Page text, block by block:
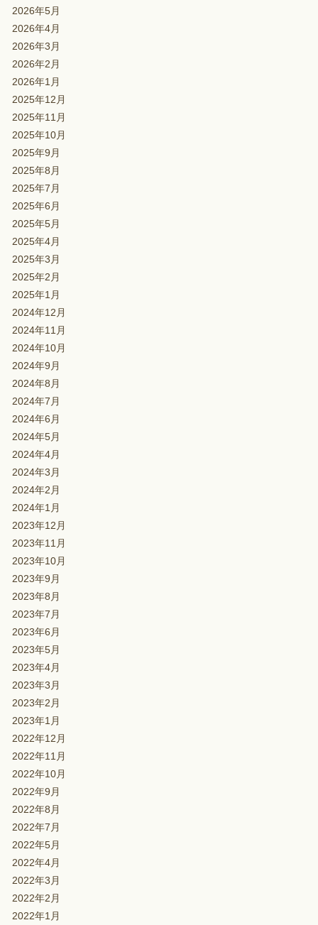
2026年5月
2026年4月
2026年3月
2026年2月
2026年1月
2025年12月
2025年11月
2025年10月
2025年9月
2025年8月
2025年7月
2025年6月
2025年5月
2025年4月
2025年3月
2025年2月
2025年1月
2024年12月
2024年11月
2024年10月
2024年9月
2024年8月
2024年7月
2024年6月
2024年5月
2024年4月
2024年3月
2024年2月
2024年1月
2023年12月
2023年11月
2023年10月
2023年9月
2023年8月
2023年7月
2023年6月
2023年5月
2023年4月
2023年3月
2023年2月
2023年1月
2022年12月
2022年11月
2022年10月
2022年9月
2022年8月
2022年7月
2022年5月
2022年4月
2022年3月
2022年2月
2022年1月